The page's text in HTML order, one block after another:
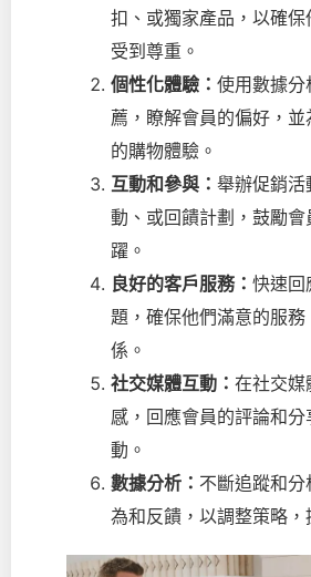
扣、或獨家產品，以確
受到尊重。
個性化體驗： 使用數據分
薦，瞭解會員的偏好，並
的購物體驗。
互動和參與： 舉辦促銷活
動、或回饋計劃，鼓勵
躍。
良好的客戶服務： 快速回
題，確保他們滿意的服務
係。
社交媒體互動： 在社交媒
感，回應會員的評論和
動。
數據分析： 不斷追蹤和
為和反饋，以調整策略，